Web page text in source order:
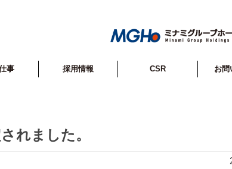
事 採用情報 CSR お問
れました。